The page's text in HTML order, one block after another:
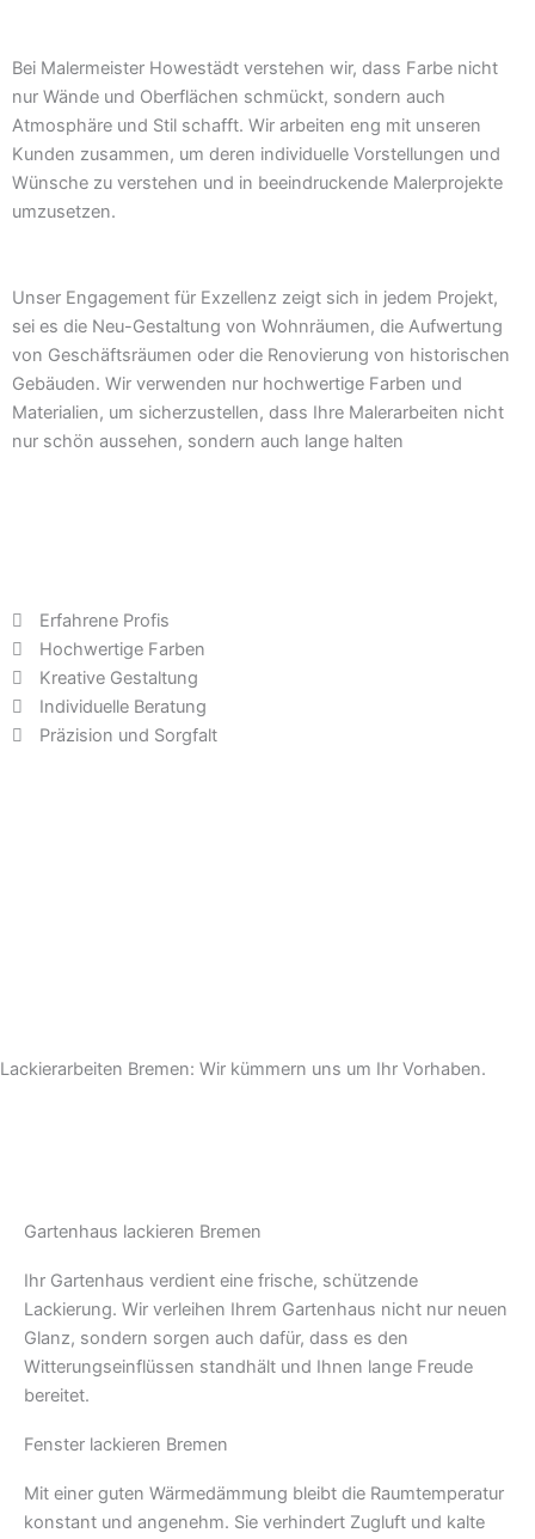
Bei Malermeister Howestädt verstehen wir, dass Farbe nicht
nur Wände und Oberflächen schmückt, sondern auch
Atmosphäre und Stil schafft. Wir arbeiten eng mit unseren
Kunden zusammen, um deren individuelle Vorstellungen und
Wünsche zu verstehen und in beeindruckende Malerprojekte
umzusetzen.
Unser Engagement für Exzellenz zeigt sich in jedem Projekt,
sei es die Neu-Gestaltung von Wohnräumen, die Aufwertung
von Geschäftsräumen oder die Renovierung von historischen
Gebäuden. Wir verwenden nur hochwertige Farben und
Materialien, um sicherzustellen, dass Ihre Malerarbeiten nicht
nur schön aussehen, sondern auch lange halten
Erfahrene Profis
Hochwertige Farben
Kreative Gestaltung
Individuelle Beratung
Präzision und Sorgfalt
Lackierarbeiten Bremen: Wir kümmern uns um Ihr Vorhaben.
Gartenhaus lackieren Bremen
Ihr Gartenhaus verdient eine frische, schützende
Lackierung. Wir verleihen Ihrem Gartenhaus nicht nur neuen
Glanz, sondern sorgen auch dafür, dass es den
Witterungseinflüssen standhält und Ihnen lange Freude
bereitet.
Fenster lackieren Bremen
Mit einer guten Wärmedämmung bleibt die Raumtemperatur
konstant und angenehm. Sie verhindert Zugluft und kalte